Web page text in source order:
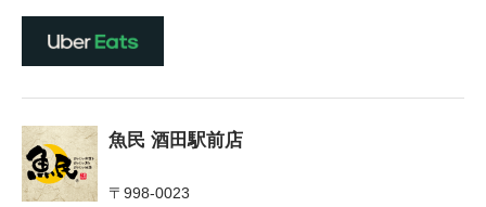
魚民 酒田駅前店
〒998-0023